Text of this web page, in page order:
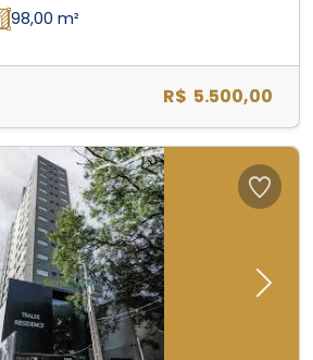
98,00 m²
R$ 5.500,00
Next